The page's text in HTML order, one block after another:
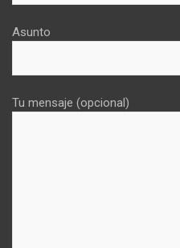
Asunto
Tu mensaje (opcional)